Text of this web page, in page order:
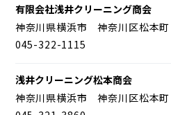
有限会社浅井クリーニング商会
神奈川県横浜市 神奈川区松本町
045-322-1115
浅井クリーニング松本商会
神奈川県横浜市 神奈川区松本町